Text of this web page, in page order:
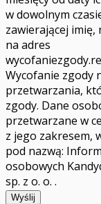
w dowolnym
zawierającej
na adres
Wycofanie zgody
przetwarzania,
zgody. Dane
przetwarzane w
z jego zakresem,
pod nazwą:
osobowych
sp. z o. o. .
Wyślij